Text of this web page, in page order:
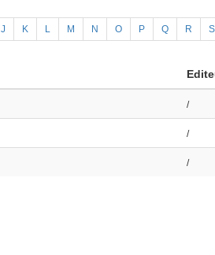
J K L M N O P Q R S
/
/
/